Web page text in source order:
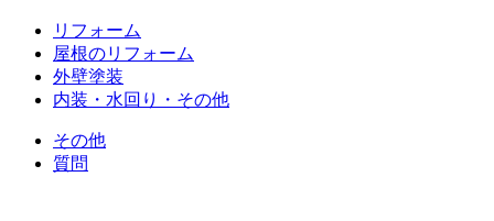
リフォーム
屋根のリフォーム
外壁塗装
内装・水回り・その他
その他
質問